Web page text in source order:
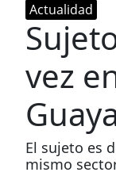
Actualidad
vez
El sujeto es
mismo